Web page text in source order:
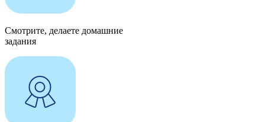
Смотрите, делаете домашние
задания